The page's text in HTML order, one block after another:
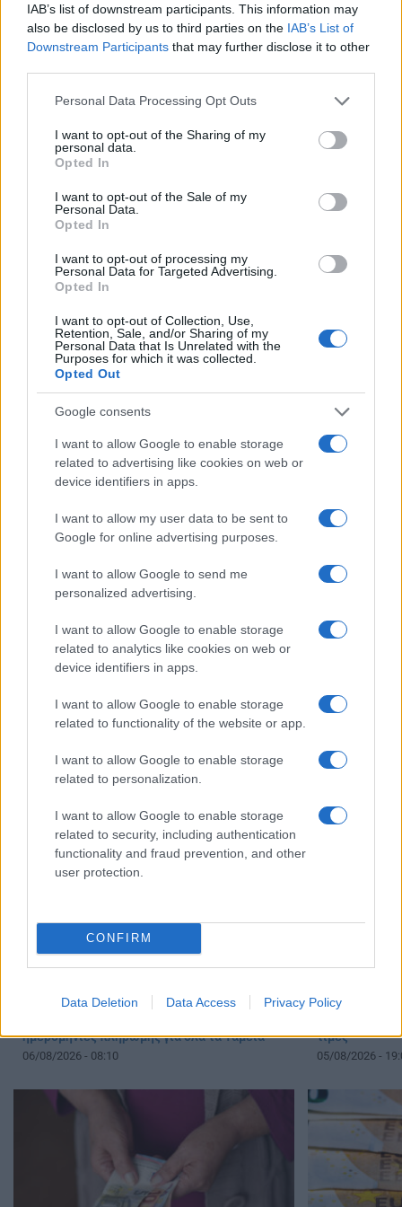
IAB’s list of downstream participants. This information may
also be disclosed by us to third parties on the IAB’s List of
Downstream Participants that may further disclose it to other
Please note that this website/app uses one or more Google
not limited to your visit or usage behaviour. You may click to
grant or deny consent to Google and its third-party tags to
use your data for below specified purposes in below Google
consent section.
Personal Data Processing Opt Outs
I want to opt-out of the Sharing of my
personal data.
Opted In
I want to opt-out of the Sale of my
Personal Data.
Opted In
I want to opt-out of processing my
Personal Data for Targeted Advertising.
Opted In
I want to opt-out of Collection, Use,
Retention, Sale, and/or Sharing of my
Personal Data that Is Unrelated with the
Purposes for which it was collected.
Opted Out
Google consents
I want to allow Google to enable storage
related to advertising like cookies on web or
device identifiers in apps.
I want to allow my user data to be sent to
Google for online advertising purposes.
I want to allow Google to send me
personalized advertising.
I want to allow Google to enable storage
related to analytics like cookies on web or
device identifiers in apps.
I want to allow Google to enable storage
related to functionality of the website or app.
I want to allow Google to enable storage
related to personalization.
I want to allow Google to enable storage
related to security, including authentication
functionality and fraud prevention, and other
user protection.
CONFIRM
Data Deletion Data Access Privacy Policy
Ακολουθείστε το iPaideia.gr στο
TελευταίεςΕιδήσειςγια την Παιδεία και την
Στην Κατηγορία:ΕΙΔΗΣΕΙΣ
TAGS: ΑΥΞΗΣΕΙΣ ΕΠΙΚΟΥΡΙΚΕΣ ΣΥΝΤΑΞΕΙΣ
μπορούν να λάβουν συνταξιούχοι
08/08/2026 - 12:09
ευρώ
08/08/2026 -
ημερομηνίες πληρωμής για όλα τα Ταμεία
06/08/2026 - 08:10
τιμές
05/08/2026 -